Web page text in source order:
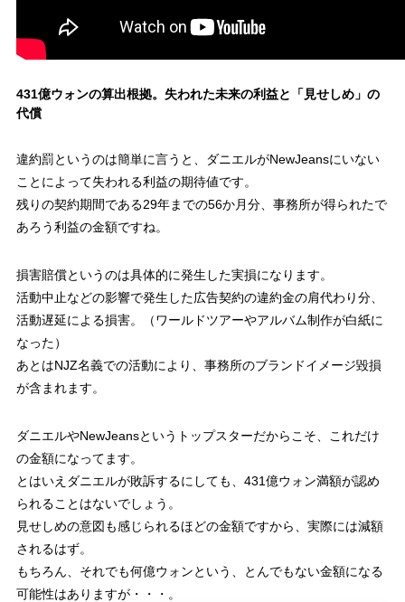
431億ウォンの算出根拠。失われた未来の利益と「見せしめ」の
代償
違約罰というのは簡単に言うと、ダニエルがNewJeansにいない
ことによって失われる利益の期待値です。
残りの契約期間である29年までの56か月分、事務所が得られたで
あろう利益の金額ですね。
損害賠償というのは具体的に発生した実損になります。
活動中止などの影響で発生した広告契約の違約金の肩代わり分、
活動遅延による損害。（ワールドツアーやアルバム制作が白紙に
なった）
あとはNJZ名義での活動により、事務所のブランドイメージ毀損
が含まれます。
ダニエルやNewJeansというトップスターだからこそ、これだけ
の金額になってます。
とはいえダニエルが敗訴するにしても、431億ウォン満額が認め
られることはないでしょう。
見せしめの意図も感じられるほどの金額ですから、実際には減額
されるはず。
もちろん、それでも何億ウォンという、とんでもない金額になる
可能性はありますが・・・。